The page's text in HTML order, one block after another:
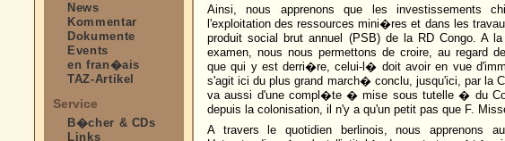
News
Kommentar
Dokumente
Events
en fran�ais
TAZ-Artikel
Service
B�cher & CDs
Links
Ainsi, nous apprenons que les investissements
l'exploitation des ressources mini�res et dans les
produit social brut annuel (PSB) de la RD Congo. A
examen, nous nous permettons de croire, au regard
que qui y est derri�re, celui-l� doit avoir en vue
s'agit ici du plus grand march� conclu, jusqu'ici, par la
va aussi d'une compl�te � mise sous tutelle � du
depuis la colonisation, il n'y a qu'un petit pas que F.
A travers le quotidien berlinois, nous apprenons